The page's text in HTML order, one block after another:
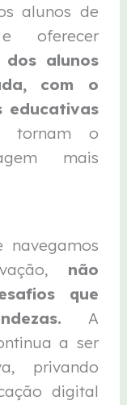
alunos de
oferecer
alunos
com o
educativas
tornam o
mais
não
que
A
a ser
privando
digital